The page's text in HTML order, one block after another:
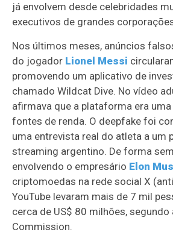
já envolvem desde celebridades
executivos de grandes
Nos últimos meses, anúncios
do jogador Lionel Messi
promovendo um aplicativo de
chamado Wildcat Dive. No vídeo
afirmava que a plataforma era
fontes de renda. O deepfake foi
uma entrevista real do atleta a um
streaming argentino. De forma
envolvendo o empresário Elon
criptomoedas na rede social X
YouTube levaram mais de 7 mil
cerca de US$ 80 milhões, segundo
Commission.